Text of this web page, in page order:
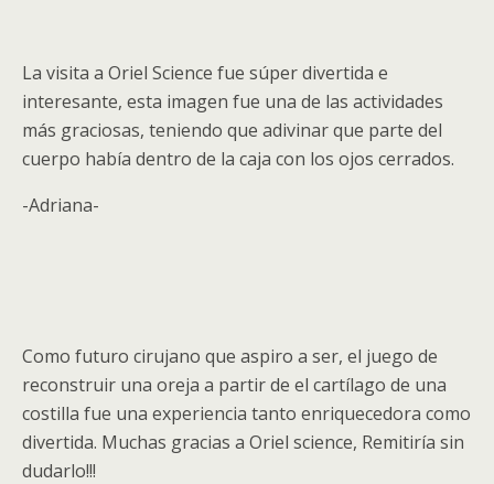
La visita a Oriel Science fue súper divertida e
interesante, esta imagen fue una de las actividades
más graciosas, teniendo que adivinar que parte del
cuerpo había dentro de la caja con los ojos cerrados.
-Adriana-
Como futuro cirujano que aspiro a ser, el juego de
reconstruir una oreja a partir de el cartílago de una
costilla fue una experiencia tanto enriquecedora como
divertida. Muchas gracias a Oriel science, Remitiría sin
dudarlo!!!